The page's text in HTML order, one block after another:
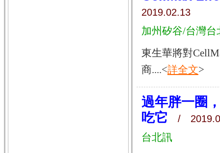
2019.02.13
加州矽谷/台灣台
東生華將對
商....<詳全文>
過年胖一圈
吃它 /
台北訊